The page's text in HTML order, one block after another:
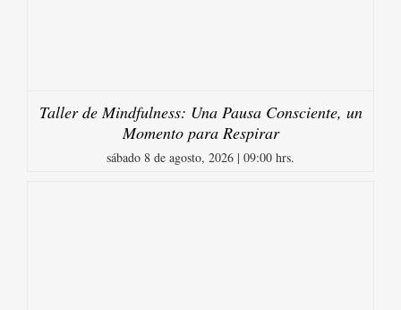
Taller de Mindfulness: Una Pausa Consciente, un
Momento para Respirar
sábado 8 de agosto, 2026 | 09:00 hrs.